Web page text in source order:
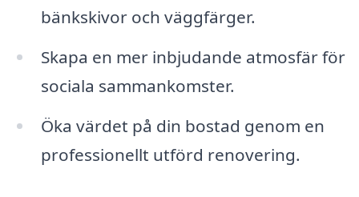
bänkskivor och väggfärger.
Skapa en mer inbjudande atmosfär för
sociala sammankomster.
Öka värdet på din bostad genom en
professionellt utförd renovering.